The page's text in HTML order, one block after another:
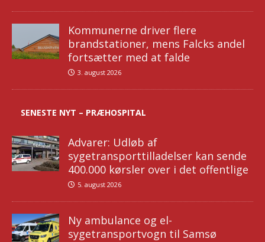
Kommunerne driver flere
brandstationer, mens Falcks andel
fortsætter med at falde
3. august 2026
SENESTE NYT – PRÆHOSPITAL
Advarer: Udløb af
sygetransporttilladelser kan sende
400.000 kørsler over i det offentlige
5. august 2026
Ny ambulance og el-
sygetransportvogn til Samsø